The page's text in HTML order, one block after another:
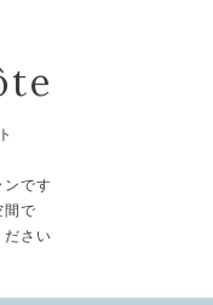
ンです
間で
ださい